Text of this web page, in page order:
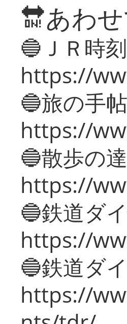
🔛あわ
🔵ＪＲ時
https://
🔵旅の手帖
https://
🔵散歩の
https://
🔵鉄道ダ
https://
🔵鉄道ダ
https://